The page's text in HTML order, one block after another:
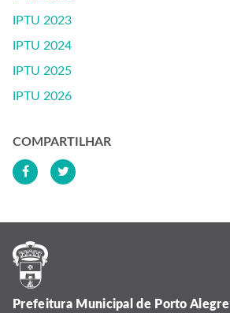
IPTU 2023
IPTU 2024
IPTU 2025
IPTU 2026
COMPARTILHAR
Prefeitura Municipal de Porto Alegre